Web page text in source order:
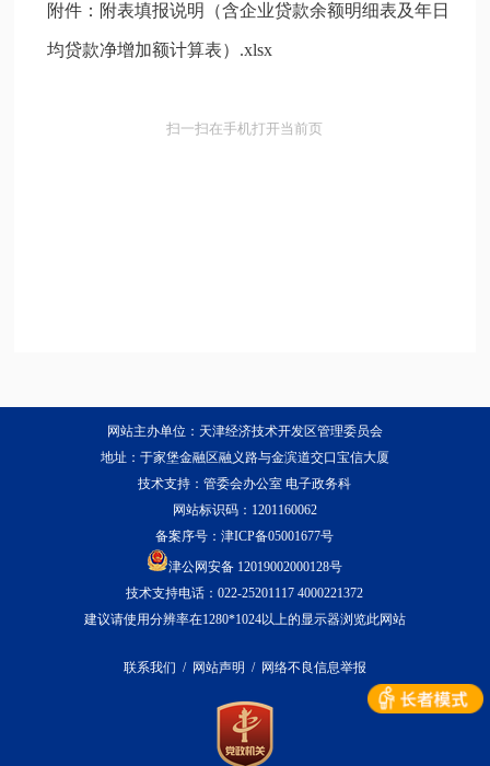
附件：附表填报说明（含企业贷款余额明细表及年日
均贷款净增加额计算表）.xlsx
扫一扫在手机打开当前页
网站主办单位：天津经济技术开发区管理委员会
地址：于家堡金融区融义路与金滨道交口宝信大厦
技术支持：管委会办公室 电子政务科
网站标识码：1201160062
备案序号：津ICP备05001677号
津公网安备 12019002000128号
技术支持电话：022-25201117 4000221372
建议请使用分辨率在1280*1024以上的显示器浏览此网站
联系我们 / 网站声明 / 网络不良信息举报